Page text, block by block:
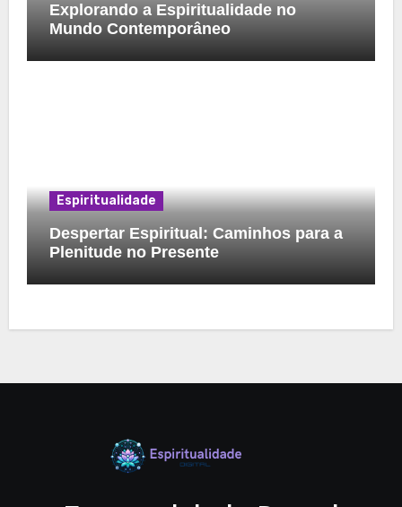
Explorando a Espiritualidade no
Mundo Contemporâneo
Espiritualidade
Despertar Espiritual: Caminhos para a
Plenitude no Presente